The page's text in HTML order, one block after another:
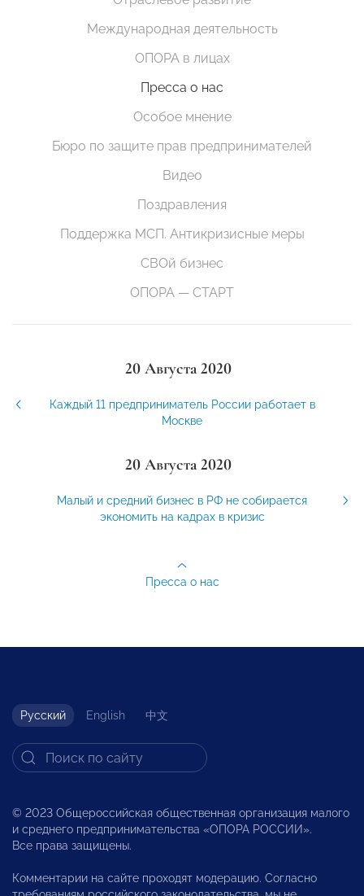
Международная деятельность
ОПОРА в лицах
Пресса о нас
Особое мнение
Бюро по защите прав предпринимателей
Видео
Поздравления
Поддержка МСП. Антикризисные меры
СВОй бизнес
ОПОРА — СТАРТ
20 Августа 2020
Каждый 11 предприниматель России работает в
Москве
20 Августа 2020
Малый и средний бизнес в РФ не собирается
экономить на кадрах в кризис
Пресса о нас
Русский English 中文
© 2023 Общероссийская общественная организация малого
и среднего предпринимательства «ОПОРА РОССИИ».
Все права защищены.
Комментарии на сайте проходят модерацию. Согласно